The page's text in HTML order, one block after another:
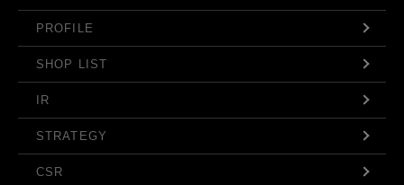
PROFILE
SHOP LIST
IR
STRATEGY
CSR